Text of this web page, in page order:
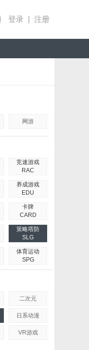
登录 注册
网游
竞速游戏
RAC
养成游戏
EDU
卡牌
CARD
策略塔防
SLG
体育运动
SPG
二次元
日系动漫
VR游戏